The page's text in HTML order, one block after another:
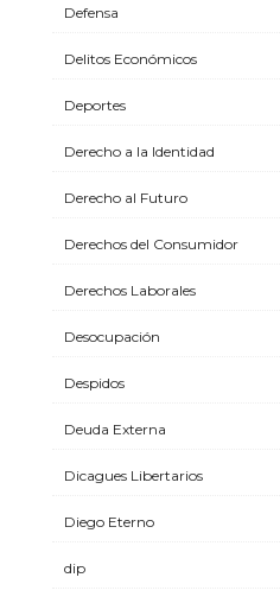
Defensa
Delitos Económicos
Deportes
Derecho a la Identidad
Derecho al Futuro
Derechos del Consumidor
Derechos Laborales
Desocupación
Despidos
Deuda Externa
Dicagues Libertarios
Diego Eterno
dip